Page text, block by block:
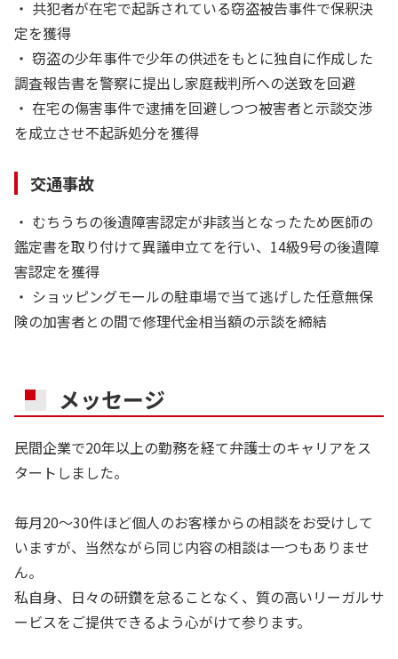
・ 共犯者が在宅で起訴されている窃盗被告事件で保釈決
定を獲得
・ 窃盗の少年事件で少年の供述をもとに独自に作成した
調査報告書を警察に提出し家庭裁判所への送致を回避
・ 在宅の傷害事件で逮捕を回避しつつ被害者と示談交渉
を成立させ不起訴処分を獲得
交通事故
・ むちうちの後遺障害認定が非該当となったため医師の
鑑定書を取り付けて異議申立てを行い、14級9号の後遺障
害認定を獲得
・ ショッピングモールの駐車場で当て逃げした任意無保
険の加害者との間で修理代金相当額の示談を締結
メッセージ
民間企業で20年以上の勤務を経て弁護士のキャリアをス
タートしました。
毎月20～30件ほど個人のお客様からの相談をお受けして
いますが、当然ながら同じ内容の相談は一つもありませ
ん。
私自身、日々の研鑽を怠ることなく、質の高いリーガルサ
ービスをご提供できるよう心がけて参ります。